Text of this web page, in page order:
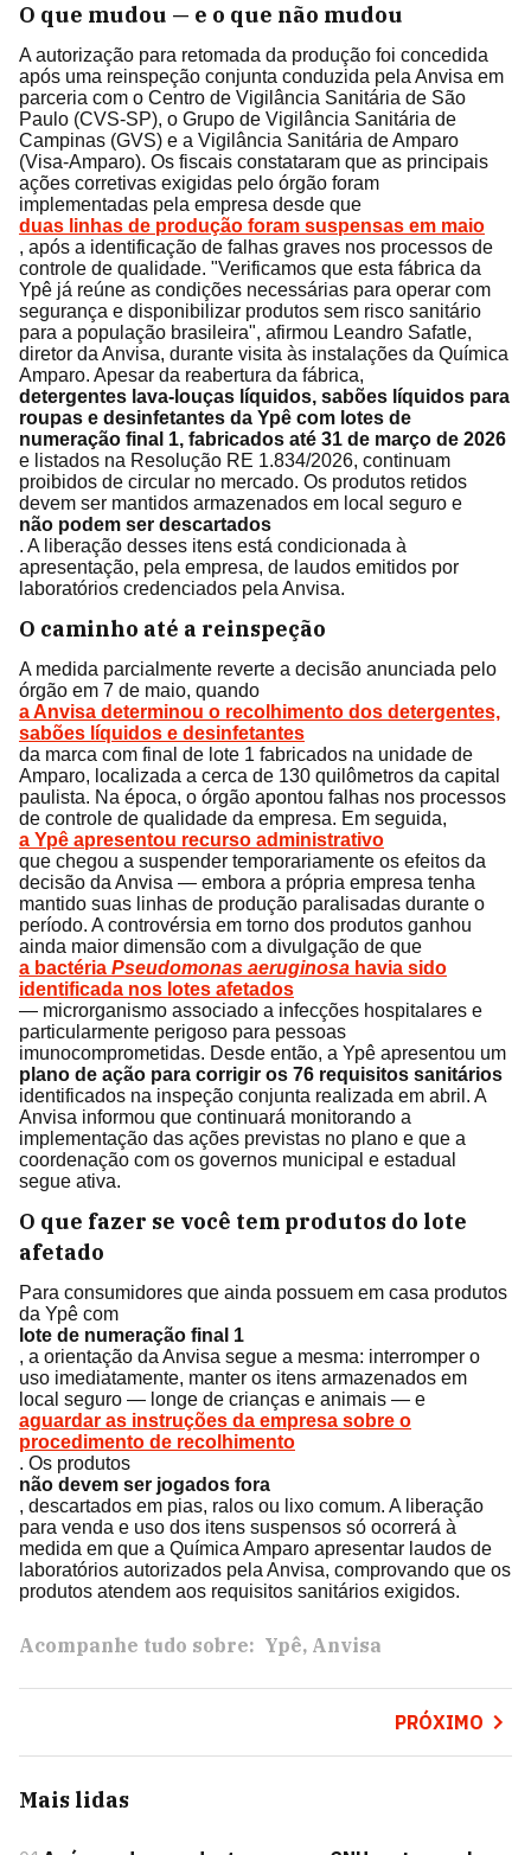
O que mudou — e o que não mudou
A autorização para retomada da produção foi concedida
após uma reinspeção conjunta conduzida pela Anvisa em
parceria com o Centro de Vigilância Sanitária de São
Paulo (CVS-SP), o Grupo de Vigilância Sanitária de
Campinas (GVS) e a Vigilância Sanitária de Amparo
(Visa-Amparo). Os fiscais constataram que as principais
ações corretivas exigidas pelo órgão foram
implementadas pela empresa desde que
duas linhas de produção foram suspensas em maio
, após a identificação de falhas graves nos processos de
controle de qualidade. "Verificamos que esta fábrica da
Ypê já reúne as condições necessárias para operar com
segurança e disponibilizar produtos sem risco sanitário
para a população brasileira", afirmou Leandro Safatle,
diretor da Anvisa, durante visita às instalações da Química
Amparo. Apesar da reabertura da fábrica,
detergentes lava-louças líquidos, sabões líquidos para
roupas e desinfetantes da Ypê com lotes de
numeração final 1, fabricados até 31 de março de 2026
e listados na Resolução RE 1.834/2026, continuam
proibidos de circular no mercado. Os produtos retidos
devem ser mantidos armazenados em local seguro e
não podem ser descartados
. A liberação desses itens está condicionada à
apresentação, pela empresa, de laudos emitidos por
laboratórios credenciados pela Anvisa.
O caminho até a reinspeção
A medida parcialmente reverte a decisão anunciada pelo
órgão em 7 de maio, quando
a Anvisa determinou o recolhimento dos detergentes,
sabões líquidos e desinfetantes
da marca com final de lote 1 fabricados na unidade de
Amparo, localizada a cerca de 130 quilômetros da capital
paulista. Na época, o órgão apontou falhas nos processos
de controle de qualidade da empresa. Em seguida,
a Ypê apresentou recurso administrativo
que chegou a suspender temporariamente os efeitos da
decisão da Anvisa — embora a própria empresa tenha
mantido suas linhas de produção paralisadas durante o
período. A controvérsia em torno dos produtos ganhou
ainda maior dimensão com a divulgação de que
a bactéria Pseudomonas aeruginosa havia sido
identificada nos lotes afetados
— microrganismo associado a infecções hospitalares e
particularmente perigoso para pessoas
imunocomprometidas. Desde então, a Ypê apresentou um
plano de ação para corrigir os 76 requisitos sanitários
identificados na inspeção conjunta realizada em abril. A
Anvisa informou que continuará monitorando a
implementação das ações previstas no plano e que a
coordenação com os governos municipal e estadual
segue ativa.
O que fazer se você tem produtos do lote
afetado
Para consumidores que ainda possuem em casa produtos
da Ypê com
lote de numeração final 1
, a orientação da Anvisa segue a mesma: interromper o
uso imediatamente, manter os itens armazenados em
local seguro — longe de crianças e animais — e
aguardar as instruções da empresa sobre o
procedimento de recolhimento
. Os produtos
não devem ser jogados fora
, descartados em pias, ralos ou lixo comum. A liberação
para venda e uso dos itens suspensos só ocorrerá à
medida em que a Química Amparo apresentar laudos de
laboratórios autorizados pela Anvisa, comprovando que os
produtos atendem aos requisitos sanitários exigidos.
Acompanhe tudo sobre: Ypê Anvisa
PRÓXIMO
Mais lidas